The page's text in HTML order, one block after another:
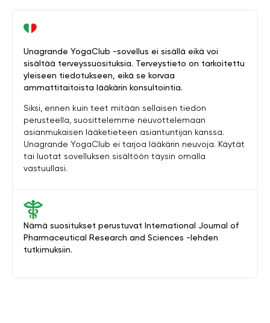
Nämä suositukset perustuvat International Journal of
Pharmaceutical Research and Sciences -lehden
tutkimuksiin.
Unagrande YogaClub -sovellus ei sisällä eikä voi
sisältää terveyssuosituksia. Terveystieto on tarkoitettu
yleiseen tiedotukseen, eikä se korvaa
ammattitaitoista lääkärin konsultointia.
Siksi, ennen kuin teet mitään sellaisen tiedon
perusteella, suosittelemme neuvottelemaan
asianmukaisen lääketieteen asiantuntijan kanssa.
Unagrande YogaClub ei tarjoa lääkärin neuvoja. Käytät
tai luotat sovelluksen sisältöön täysin omalla
vastuullasi.